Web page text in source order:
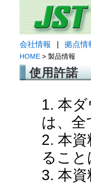
会社情報 拠点情
HOME > 製品情報
使用許諾
1. 本
は、全
2. 本
るこ
3. 本